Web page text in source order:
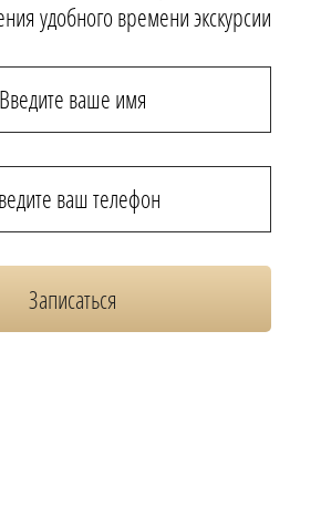
удобного времени экскурсии